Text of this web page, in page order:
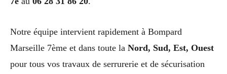
Notre équipe intervient rapidement à Bompard
Marseille 7ème et dans toute la Nord, Sud, Est, Ouest
pour tous vos travaux de serrurerie et de sécurisation